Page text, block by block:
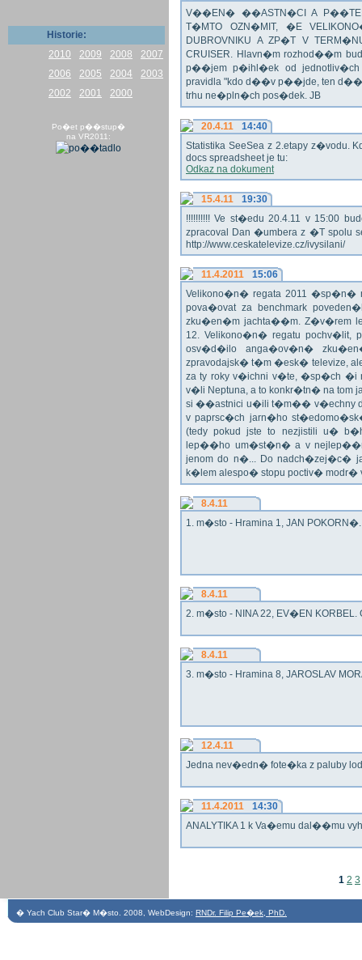
Historie:
2010
2009 2008
2007
2006
2005 2004
2003
2002
2001 2000
Po�et p��stup�
na VR2011:
V��EN� ��ASTN�CI A
T�MTO OZN�MIT, �E
DUBROVNIKU A ZP�T V
CRUISER. Hlavn�m rozhod��m
p��jem p�ihl�ek od
pravidla "kdo d��v p��jde, ten
trhu ne�pln�ch pos�dek. JB
20.4.11
14:40
Statistika SeeSea z 2.etapy z�vodu.
docs spreadsheet je tu:
Odkaz na dokument
15.4.11
19:30
!!!!!!!!!! Ve st�edu 20.4.11 v 15:00
zpracoval Dan �umbera z �T spolu
http://www.ceskatelevize.cz/ivysilani/
11.4.2011
15:06
Velikono�n� regata 2011 �sp�n�
pova�ovat za benchmark
zku�en�m jachta��m. Z�v�rem
12. Velikono�n� regatu
osv�d�ilo anga�ov�n�
zpravodajsk� t�m �esk� televize,
za ty roky v�ichni v�te, �sp�ch
v�li Neptuna, a to konkr�tn� na tom
si ��astnici u�ili t�m�� v�echny
v paprsc�ch jarn�ho
(tedy pokud jste to nezjistili u�
lep��ho um�st�n� a v
jenom do n�... Do nadch�zej�c�
k�lem alespo� stopu poctiv�
8.4.11
1. m�sto - Hramina 1, JAN
8.4.11
2. m�sto - NINA 22, EV�EN KORBEL.
8.4.11
3. m�sto - Hramina 8, JAROSLAV
12.4.11
Jedna nev�edn� fote�ka z paluby
11.4.2011
14:30
ANALYTIKA 1 k Va�emu dal��mu
1 2 3
� Yach Club Star� M�sto. 2008, WebDesign: RNDr. Filip Pe�ek, PhD.